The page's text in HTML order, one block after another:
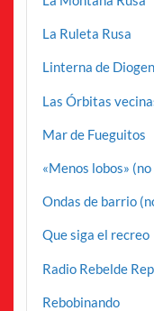
La Ruleta Rusa
Linterna de
Las Órbitas
Mar de Fueguitos
«Menos lobos»
Ondas de barrio
Que siga el recreo
Radio Rebelde
Rebobinando